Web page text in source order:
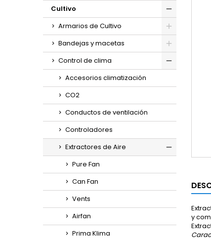
Cultivo
Armarios de Cultivo
Bandejas y macetas
Control de clima
Accesorios climatización
CO2
Conductos de ventilación
Controladores
Extractores de Aire
Pure Fan
Can Fan
Vents
Airfan
Prima Klima
y